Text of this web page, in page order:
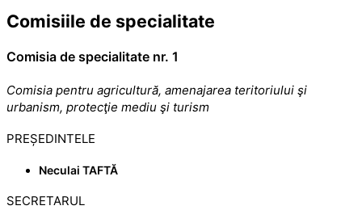
Comisiile de specialitate
Comisia de specialitate nr. 1
Comisia pentru agricultură, amenajarea teritoriului şi
urbanism, protecţie mediu şi turism
PREȘEDINTELE
Neculai TAFTĂ
SECRETARUL